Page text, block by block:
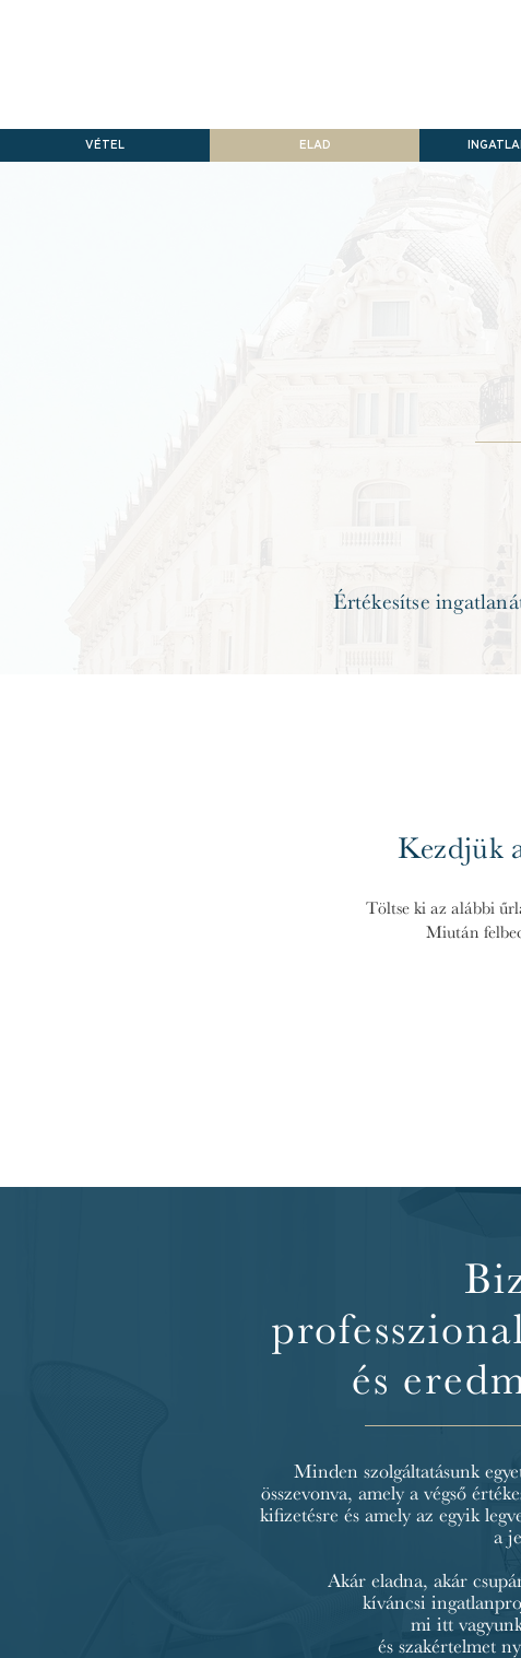
VÉTEL ELAD
Értékesítse
Kezdjük
Töltse ki az alábbi
Miután
és
Minden szolgáltatásunk
összevonva, amely a végső
kifizetésre és amely az egyik
a
Akár eladna, akár
kíváncsi
mi itt
és szakértelmet